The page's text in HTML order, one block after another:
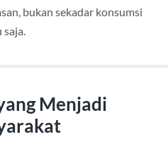
bukan sekadar konsumsi
Menjadi